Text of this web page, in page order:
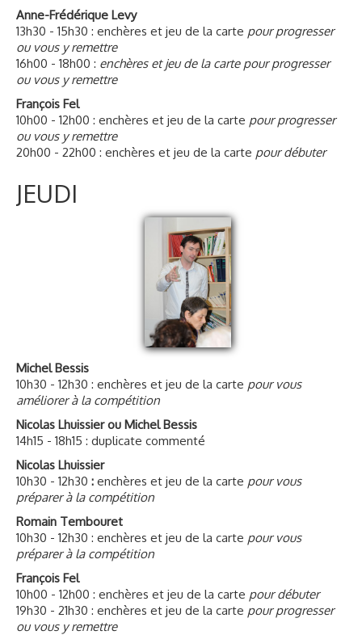
Anne-Frédérique Levy
13h30 - 15h30 : enchères et jeu de la carte pour progresser
ou vous y remettre
16h00 - 18h00 : enchères et jeu de la carte pour progresser
ou vous y remettre
François Fel
10h00 - 12h00 : enchères et jeu de la carte pour progresser
ou vous y remettre
20h00 - 22h00 : enchères et jeu de la carte pour débuter
JEUDI
Michel Bessis
10h30 - 12h30 : enchères et jeu de la carte pour vous
améliorer à la compétition
Nicolas Lhuissier ou Michel Bessis
14h15 - 18h15 : duplicate commenté
Nicolas Lhuissier
10h30 - 12h30 : enchères et jeu de la carte pour vous
préparer à la compétition
Romain Tembouret
10h30 - 12h30 : enchères et jeu de la carte pour vous
préparer à la compétition
François Fel
10h00 - 12h00 : enchères et jeu de la carte pour débuter
19h30 - 21h30 : enchères et jeu de la carte pour progresser
ou vous y remettre